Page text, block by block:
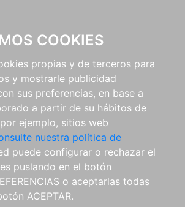
COOKIES
propias y de terceros para
y mostrarle publicidad
sus preferencias, en base a
a partir de su hábitos de
ejemplo, sitios web
nuestra política de
puede configurar o rechazar el
puslando en el botón
o aceptarlas todas
ACEPTAR.